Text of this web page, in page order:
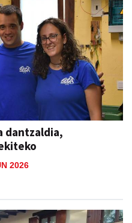
dantzaldia,
2026